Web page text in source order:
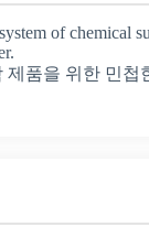
of chemical
제품을 위한 민첩